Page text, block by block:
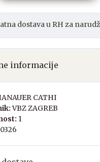
dostava u RH za
informacije
CATHI
VBZ ZAGREB
1